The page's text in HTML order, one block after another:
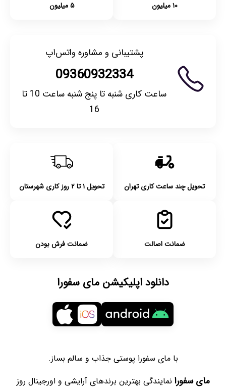
۱۰ میلیون
۵ میلیون
پشتیبانی و مشاوره واتس‌اپ
09360932334
ساعت کاری شنبه تا پنج شنبه ساعت 10 تا
16
تحویل چند ساعت کاری تهران تحویل ۱ تا ۲ روز کاری شهرستان
ضمانت اصالت ضمانت فرش بودن
دانلود اپلیکیشن مای سفورا
با مای سفورا پوستی جذاب و سالم بساز.
مای سفورا نمایندگی بهترین برندهای آرایشی و اورجینال روز